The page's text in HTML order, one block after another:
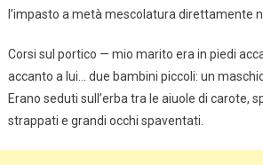
l’impasto a metà mescolatura direttamente
Corsi sul portico — mio marito era in piedi
accanto a lui… due bambini piccoli: un
Erano seduti sull’erba tra le aiuole di carote,
strappati e grandi occhi spaventati.